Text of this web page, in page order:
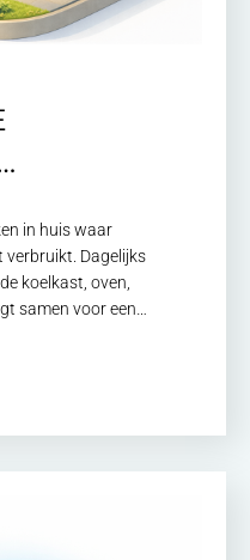
in huis waar
verbruikt. Dagelijks
koelkast, oven,
samen voor een…